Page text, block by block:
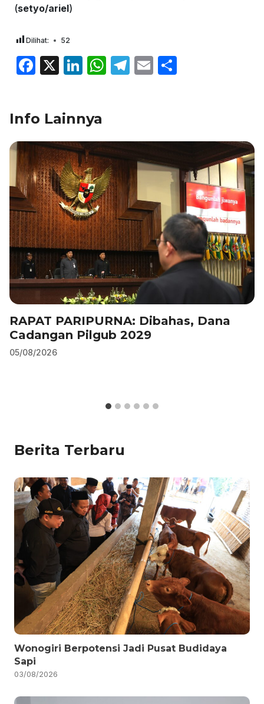
(setyo/ariel)
Dilihat: 52
F
e
b
o
o
k
X
Li
e
dI
n
W
A
p
p
T
a
m
E
Info Lainnya
RAPAT PARIPURNA: Dibahas, Dana
Cadangan Pilgub 2029
05/08/2026
Berita Terbaru
Wonogiri Berpotensi Jadi Pusat Budidaya
Sapi
03/08/2026